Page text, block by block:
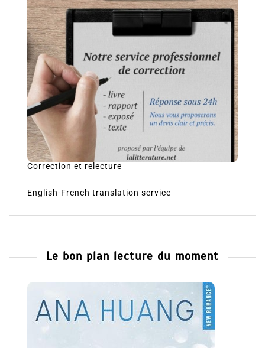
Correction et relecture
English-French translation service
Le bon plan lecture du moment